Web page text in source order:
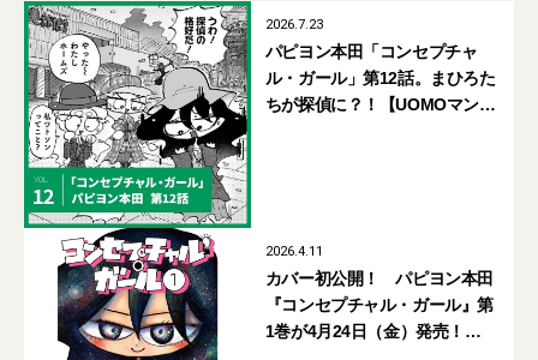
2026.7.23
パピヨン本田「コンセプチャ
ル・ガール」第12話。まひろた
ちが探偵に？！【UOMOマン
2026.4.11
カバー初公開！ パピヨン本田
『コンセプチャル・ガール』第
1巻が4月24日（金）発売！